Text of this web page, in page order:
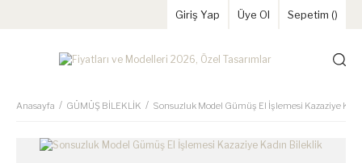
Giriş Yap Üye Ol Sepetim ()
Anasayfa GÜMÜŞ BİLEKLİK Sonsuzluk Model Gümüş El İşlemesi Kazaziye